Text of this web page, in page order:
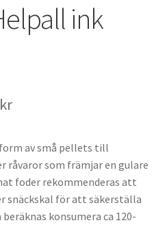
ink
krDet
priset
är:
7,990,00kr.
av små pellets till
råvaror som främjar en gulare
foder rekommenderas att
snäckskal för att säkerställa
konsumera ca 120-